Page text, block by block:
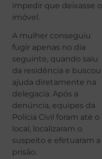
impedir que deixasse o
imóvel.
A mulher conseguiu
fugir apenas no dia
seguinte, quando saiu
da residência e buscou
ajuda diretamente na
delegacia. Após a
denúncia, equipes da
Polícia Civil foram até o
local, localizaram o
suspeito e efetuaram a
prisão.